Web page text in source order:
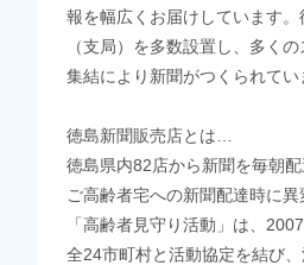
報を幅広くお届けしています
（支局）を多数設置し、多く
集結により新聞がつくられてい
徳島新聞販売店とは…
徳島県内82店から新聞を毎朝配
ご高齢者宅への新聞配達時に
「高齢者見守り活動」は、
全24市町村と活動協定を結び